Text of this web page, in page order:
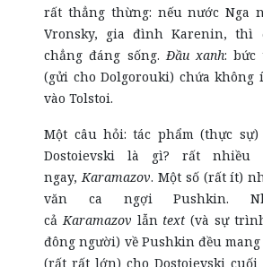
rất thẳng thừng: nếu nước Nga
Vronsky, gia đình Karenin,
chẳng đáng sống.Đầu xanh: bức
(gửi cho Dolgorouki) chứa không
vào Tolstoi.
Một câu hỏi: tác phẩm (thực
Dostoievski là gì? rất nhiều
ngay,Karamazov. Một số (rất ít)
văn ca ngợi Pushkin.
cảKaramazov lẫn text (và sự
đông người) về Pushkin đều
(rất rất lớn) cho Dostoievski